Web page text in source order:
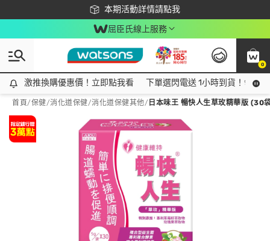
本期活動詳情請點我
下載app最高回饋$350
屈臣氏線上服務
0
激推換購優惠價！立即點我看
激推換購優惠價！立即點我看 下單選閃電送 1小時到貨！領神
首頁/保健/消化道保健/消化道保健其他/ 日本味王 暢快人生草玫精華版 (30